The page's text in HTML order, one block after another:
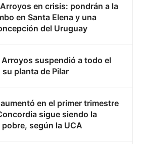
en crisis: pondrán a la
en Santa Elena y una
del Uruguay
Arroyos suspendió a todo el
planta de Pilar
en el primer trimestre
sigue siendo la
según la UCA